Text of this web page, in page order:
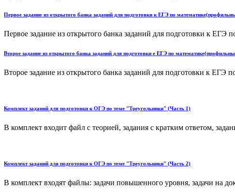
Первое задание из открытого банка заданий для подготовки к ЕГЭ по
Первое задание из открытого банка заданий для подготовки к ЕГЭ
Второе задание из открытого банка заданий для подготовки е ЕГЭ по
Второе задание из открытого банка заданий для подготовки к ЕГЭ
Комплект заданий для подготовки к ОГЭ по теме "Треугольники" (Часть 1)
В комплект входит файл с теорией, задания с кратким ответом,
Комплект заданий для подготовки к ОГЭ по теме "Треугольники" (Часть 2)
В комплект входят файлы: задачи повышенного уровня, задачи на